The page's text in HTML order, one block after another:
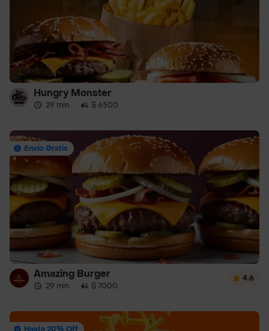
Hungry Monster
29 min · $ 6500
Envío Gratis
Amazing Burger
29 min · $ 7000
4.6